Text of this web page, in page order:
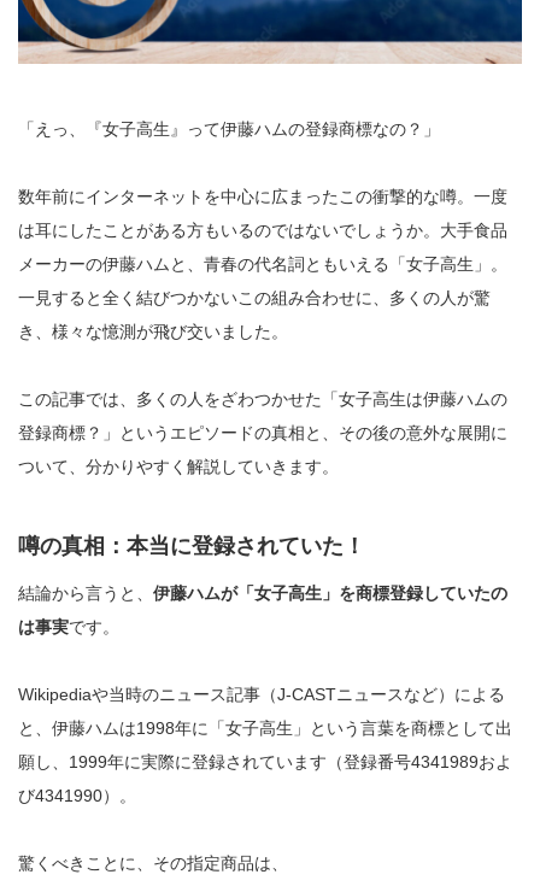
「えっ、『女子高生』って伊藤ハムの登録商標なの？」
数年前にインターネットを中心に広まったこの衝撃的な噂。一度
は耳にしたことがある方もいるのではないでしょうか。大手食品
メーカーの伊藤ハムと、青春の代名詞ともいえる「女子高生」。
一見すると全く結びつかないこの組み合わせに、多くの人が驚
き、様々な憶測が飛び交いました。
この記事では、多くの人をざわつかせた「女子高生は伊藤ハムの
登録商標？」というエピソードの真相と、その後の意外な展開に
ついて、分かりやすく解説していきます。
噂の真相：本当に登録されていた！
結論から言うと、 伊藤ハムが「女子高生」を商標登録していたの
は事実です。
Wikipediaや当時のニュース記事（J-CASTニュースなど）による
と、伊藤ハムは1998年に「女子高生」という言葉を商標として出
願し、1999年に実際に登録されています（登録番号4341989およ
び4341990）。
驚くべきことに、その指定商品は、